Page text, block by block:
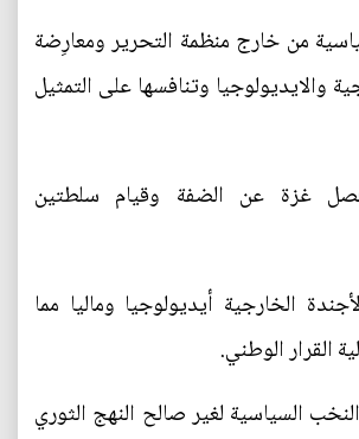
من خارج منظمة التحرير ومعارِضة
والايديولوجيا وتنافسها على التمثيل
غزة عن الضفة وقيام سلطتين
الخارجية أيديولوجيا وماليا مما
القرار الوطني.
السياسية لغير صالح النهج الثوري